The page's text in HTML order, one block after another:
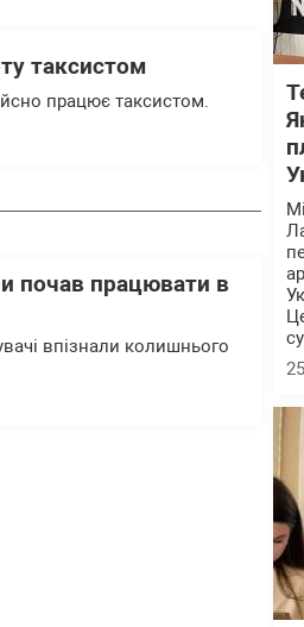
таксистом
працює таксистом.
почав працювати в
впізнали колишнього